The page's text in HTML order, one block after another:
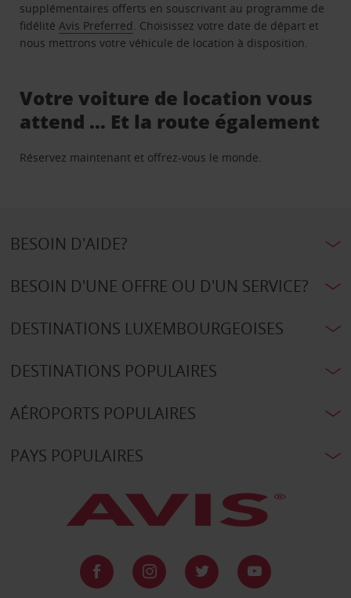
supplémentaires offerts en souscrivant au programme de
fidélitéAvis Preferred. Choisissez votre date de départ et
nous mettrons votre véhicule de location à disposition.
Votre voiture de location vous
attend … Et la route également
Réservez maintenant et offrez-vous le monde.
BESOIN D'AIDE?
BESOIN D'UNE OFFRE OU D'UN SERVICE?
DESTINATIONS LUXEMBOURGEOISES
DESTINATIONS POPULAIRES
AÉROPORTS POPULAIRES
PAYS POPULAIRES